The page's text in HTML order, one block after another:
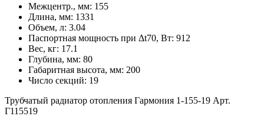
Межцентр., мм: 155
Длина, мм: 1331
Объем, л: 3.04
Паспортная мощность при Δt70, Вт: 912
Вес, кг: 17.1
Глубина, мм: 80
Габаритная высота, мм: 200
Число секций: 19
Трубчатый радиатор отопления Гармония 1-155-19 Арт.
Г115519